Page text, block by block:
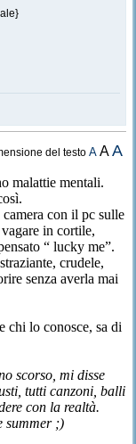
del testoA AA
malattie mentali.
con il pc sulle
in cortile,
“ lucky me”.
crudele,
senza averla mai
chi lo conosce, sa di
scorso, mi disse
tutti canzoni, balli
con la realtà.
summer ;)